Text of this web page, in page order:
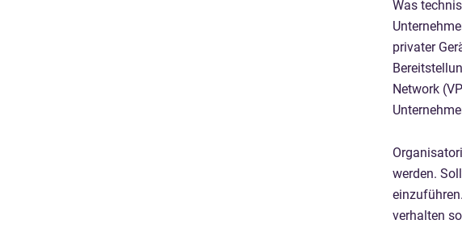
Was
privater
Network
werden.
verhalten